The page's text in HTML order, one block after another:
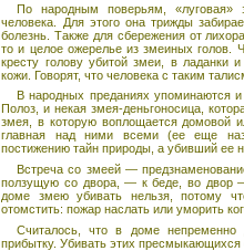
По народным поверьям, «луговая»
человека. Для этого она трижды
болезнь. Также для сбережения от
то и целое ожерелье из змеиных голов.
кресту голову убитой змеи, в ладанки
кожи. Говорят, что человека с таким
В народных преданиях упоминаются
Полоз, и некая змея-деньгоносица,
змея, в которую воплощается домовой
главная над ними всеми (ее еще
постижению тайн природы, а убивший ее
Встреча со змеей —
ползущую со двора, — к беде, во двор
доме змею убивать нельзя, потому
отомстить: пожар наслать или уморить
Считалось, что в доме
прибытку. Убивать этих